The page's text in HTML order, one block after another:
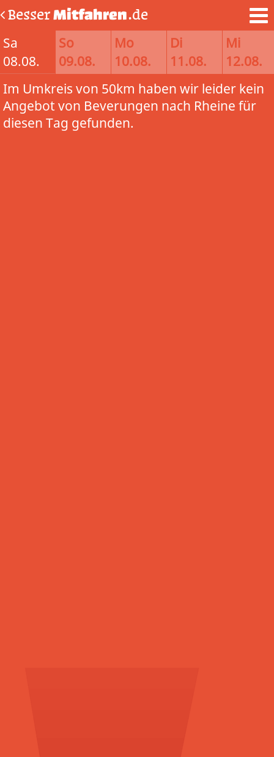
BesserMitfahren.de
Sa
08.08.
So
09.08.
Mo
10.08.
Di
11.08.
Mi
12.08.
Im Umkreis von 50km haben wir leider kein
Angebot von Beverungen nach Rheine für
diesen Tag gefunden.